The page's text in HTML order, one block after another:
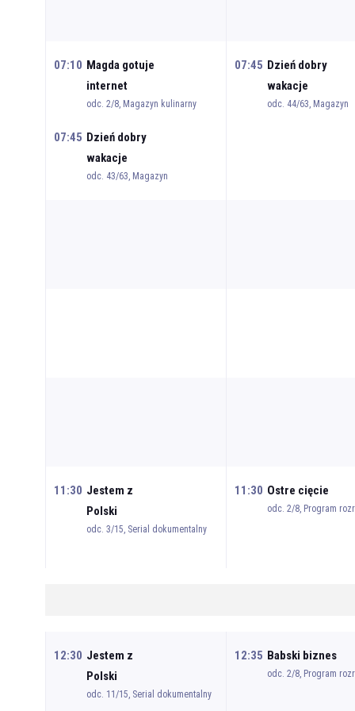
07:10 Magda gotuje
internet
odc. 2/8, Magazyn kulinarny
07:45 Dzień dobry
wakacje
odc. 43/63, Magazyn
07:45 Dzień dobry
wakacje
odc. 44/63, Magazyn
11:30 Jestem z
Polski
odc. 3/15, Serial dokumentalny
11:30 Ostre cięcie
odc. 2/8, Program
12:30 Jestem z
Polski
odc. 11/15, Serial dokumentalny
12:35 Babski biznes
odc. 2/8, Program